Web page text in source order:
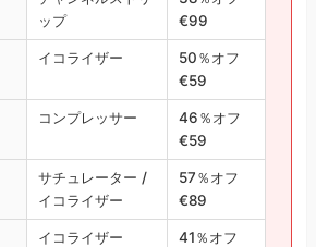
ップ
€99
イコライザー
50％オフ
€59
コンプレッサー
46％オフ
€59
サチュレーター /
イコライザー
57％オフ
€89
イコライザー
41％オフ